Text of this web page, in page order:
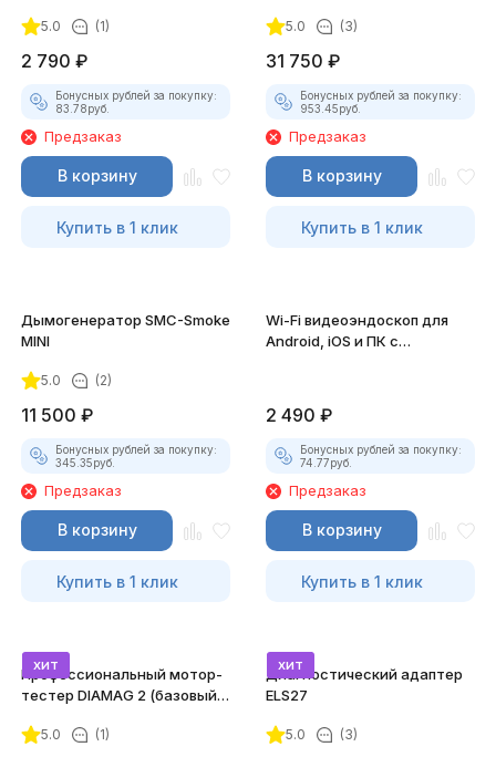
5.0 (1)
2 790 ₽
Бонусных рублей за покупку:
83.78руб.
Предзаказ
В корзину
Купить в 1 клик
5.0 (3)
31 750 ₽
Бонусных рублей за покупку:
953.45руб.
Предзаказ
В корзину
Купить в 1 клик
Дымогенератор SMC-Smoke
MINI
5.0 (2)
11 500 ₽
Бонусных рублей за покупку:
345.35руб.
Предзаказ
В корзину
Купить в 1 клик
Wi-Fi видеоэндоскоп для
Android, iOS и ПК с
2 490 ₽
Бонусных рублей за покупку:
74.77руб.
Предзаказ
В корзину
Купить в 1 клик
хит
Профессиональный мотор-
тестер DIAMAG 2 (базовый
5.0 (1)
хит
Диагностический адаптер
ELS27
5.0 (3)